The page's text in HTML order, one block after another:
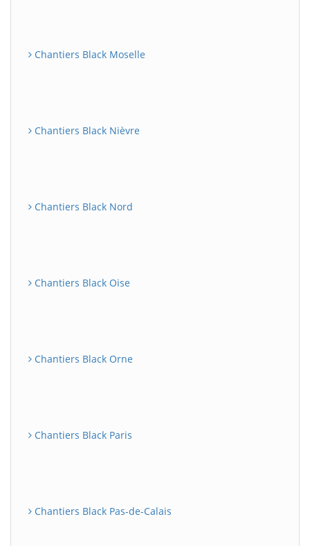
Chantiers Black Moselle
Chantiers Black Nièvre
Chantiers Black Nord
Chantiers Black Oise
Chantiers Black Orne
Chantiers Black Paris
Chantiers Black Pas-de-Calais